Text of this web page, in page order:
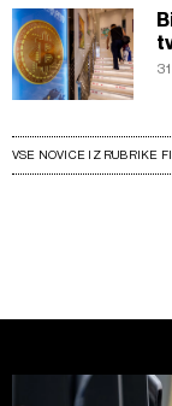
VSE NOVICE IZ RUBRIKE